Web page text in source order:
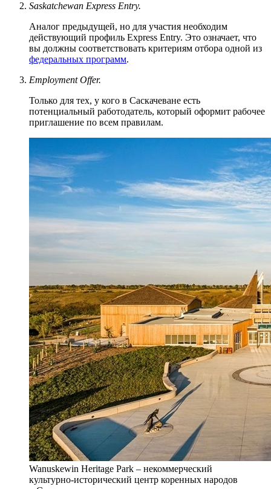
Saskatchewan Express Entry.
Аналог предыдущей, но для участия необходим
действующий профиль Express Entry. Это означает, что
вы должны соответствовать критериям отбора одной из
федеральных программ.
Employment Offer.
Только для тех, у кого в Саскачеване есть
потенциальный работодатель, который оформит рабочее
приглашение по всем правилам.
Wanuskewin Heritage Park – некоммерческий
культурно-исторический центр коренных народов